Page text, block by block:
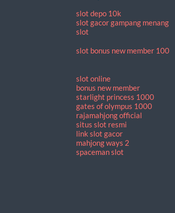
slot depo 10k
slot gacor gampang menang
slot
slot bonus new member 100
slot online
bonus new member
starlight princess 1000
gates of olympus 1000
rajamahjong official
situs slot resmi
link slot gacor
mahjong ways 2
spaceman slot